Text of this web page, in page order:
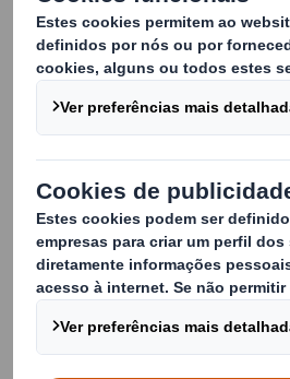
Em linha com a
inovação e na
transição de
% recicláveis.
Neste contexto,
100 % em
reconhecimento
Embalagem